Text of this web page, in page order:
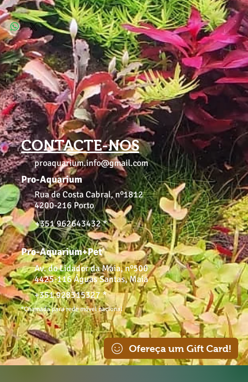
Ofereça um Gift Card!
CONTACTE-NOS
proaquarium.info@gmail.com
Pro-Aquarium
Rua de Costa Cabral, nº1812
4200-216 Porto
+351 962643432 *
Pro-Aquarium+Pet
Av. do Lidador da Maia, nº500
4425-116 Águas Santas, Maia
+351 928315327 *
*Chamada para rede móvel nacional